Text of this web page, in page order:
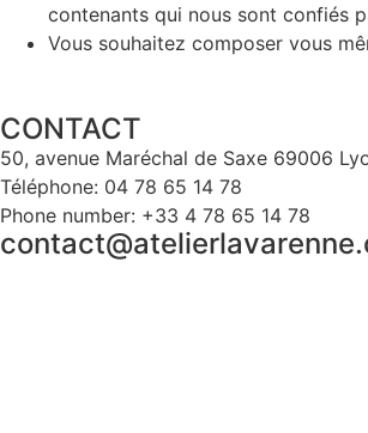
contenants qui nous sont confiés
Vous souhaitez composer vous
CONTACT
50, avenue Maréchal de Saxe 69006
Téléphone: 04 78 65 14 78
Phone number: +33 4 78 65 14 78